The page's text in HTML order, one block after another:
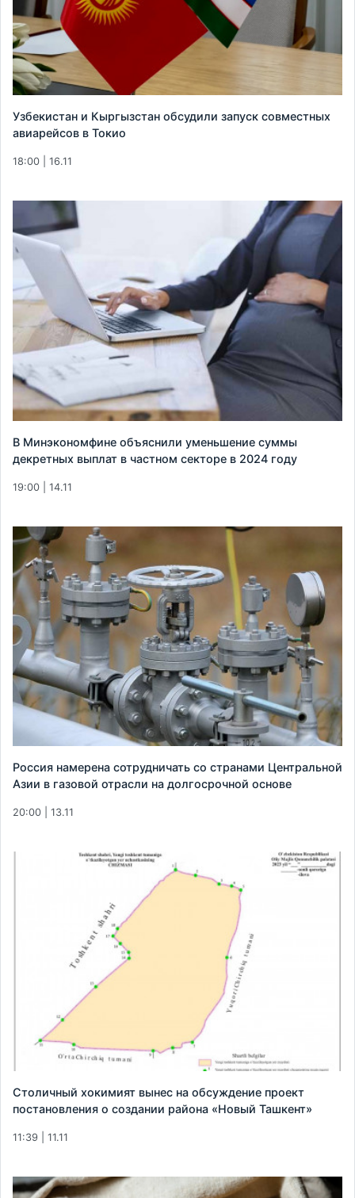
Узбекистан и Кыргызстан обсудили запуск совместных
авиарейсов в Токио
18:00 | 16.11
В Минэкономфине объяснили уменьшение суммы
декретных выплат в частном секторе в 2024 году
19:00 | 14.11
Россия намерена сотрудничать со странами Центральной
Азии в газовой отрасли на долгосрочной основе
20:00 | 13.11
Столичный хокимият вынес на обсуждение проект
постановления о создании района «Новый Ташкент»
11:39 | 11.11